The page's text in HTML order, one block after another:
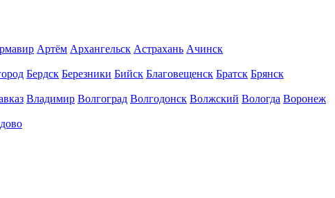
Артём Архангельск Астрахань Ачинск
Бердск Березники Бийск Благовещенск Братск Брянск
Владимир Волгоград Волгодонск Волжский Вологда Воронеж